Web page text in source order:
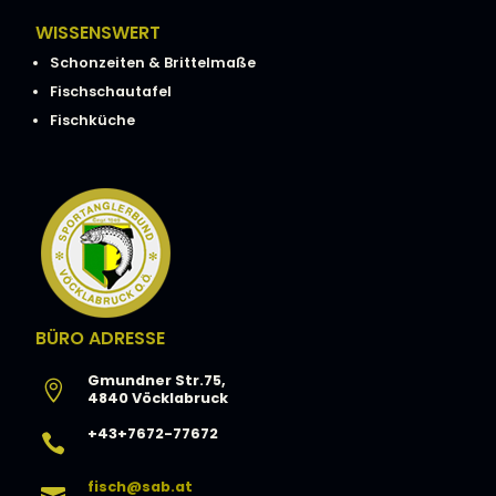
WISSENSWERT
Schonzeiten & Brittelmaße
Fischschautafel
Fischküche
BÜRO ADRESSE

Gmundner Str.75,
4840 Vöcklabruck
 +43+7672-77672
fisch@sab.at